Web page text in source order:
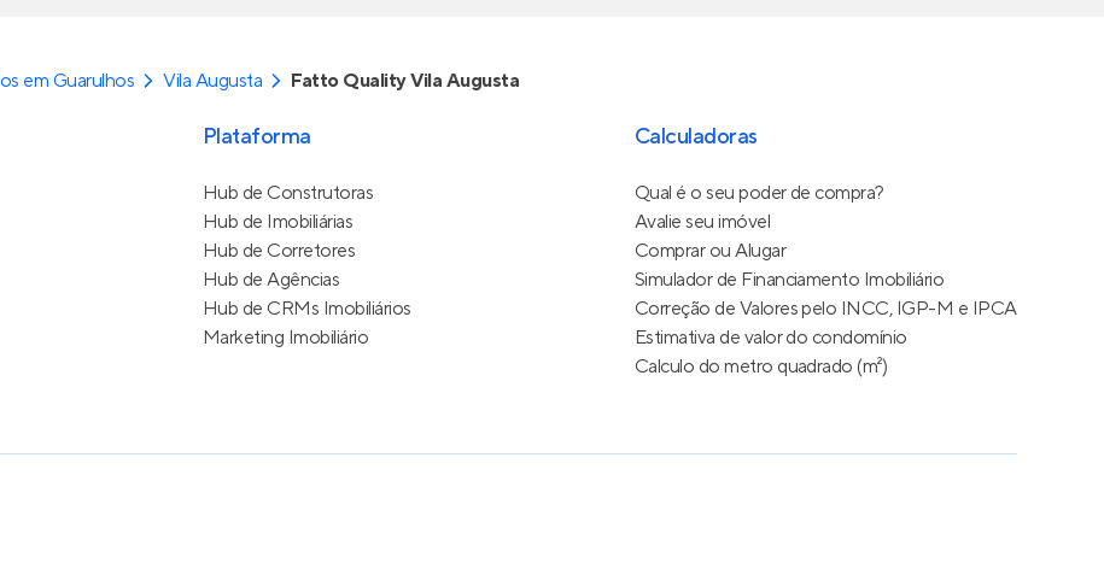
em Guarulhos Vila Augusta Fatto Quality Vila Augusta
Plataforma
Hub de Construtoras
Hub de Imobiliárias
Hub de Corretores
Hub de Agências
Hub de CRMs Imobiliários
Marketing Imobiliário
Calculadoras
Qual é o seu poder de compra?
Avalie seu imóvel
Comprar ou Alugar
Simulador de Financiamento Imobiliário
Correção de Valores pelo INCC, IGP-M e IPCA
Estimativa de valor do condomínio
Calculo do metro quadrado (m²)